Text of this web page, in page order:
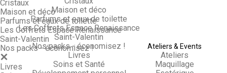
Cristaux
Maison et déco
Parfums et eaux de toilette
Les Coffrets Espace Renaissance
Saint-Valentin
Nos packs - économisez !
Livres
Maison et déco
Parfums et eaux de toilette
Les Coffrets Espace Renaissance
Saint-Valentin
Nos packs - économisez !
Livres
Soins et Santé
Ateliers & Events
Ateliers
Maquillage